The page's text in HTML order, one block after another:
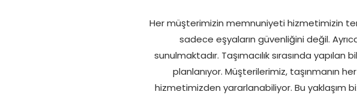
Her müşterimizin memnuniyeti hizmetimizin
sadece eşyaların güvenliğini değil.
sunulmaktadır. Taşımacılık sırasında
planlanıyor. Müşterilerimiz, taşınmanın
hizmetimizden yararlanabiliyor. Bu yaklaşım